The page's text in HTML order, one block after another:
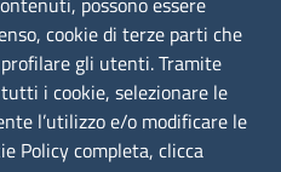
cookie di terze parti che
gli utenti. Tramite
i cookie, selezionare le
l’utilizzo e/o modificare le
Policy completa, clicca